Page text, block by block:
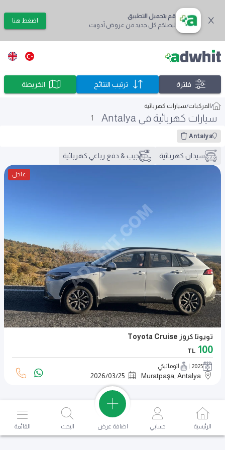
قم بتحميل التطبيق
ليصلكم كل جديد من عروض أدويت
اضغط هنا
فلترة ترتيب النتائج الخريطة
/ المركبات/سيارات كهربائية
سيارات كهربائية في Antalya 1
Antalya
سيدان كهربائية جيب & دفع رباعي كهربائية
عاجل
تويوتا كروز Toyota Cruise
100
TL
2025 اتوماتيكي
Muratpaşa, Antalya
2026/03/25
الرئيسية حسابي اضافة عرض البحث القائمة